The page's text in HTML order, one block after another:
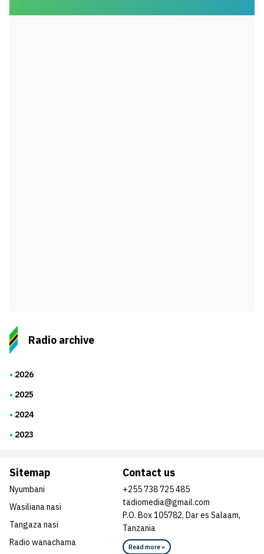
Radio archive
2026
2025
2024
2023
Sitemap
Nyumbani
Wasiliana nasi
Tangaza nasi
Radio wanachama
Contact us
+255 738 725 485
tadiomedia@gmail.com
P.O. Box 105782, Dar es Salaam,
Tanzania
Read more »